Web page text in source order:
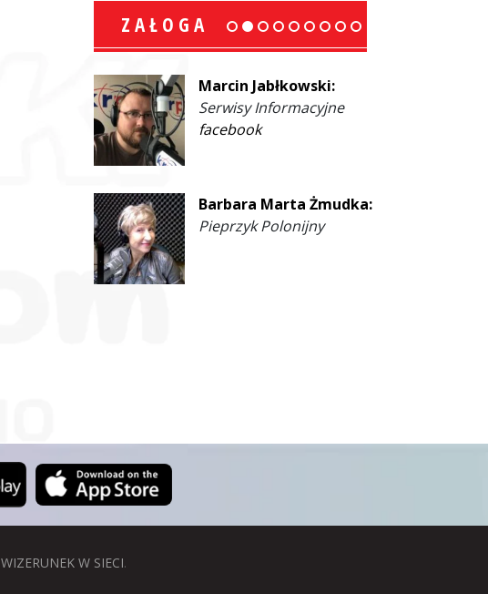
ZAŁOGA
Marcin Jabłkowski:
Serwisy Informacyjne
facebook
Barbara Marta Żmudka:
Pieprzyk Polonijny
WIZERUNEK W SIECI.